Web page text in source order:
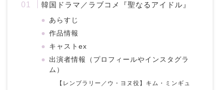
韓国ドラマ／ラブコメ『聖なるアイドル』
あらすじ
作品情報
キャストex
出演者情報（プロフィールやインスタグラ
ム）
【レンブラリー／ウ・ヨヌ役】キム・ミンギュ